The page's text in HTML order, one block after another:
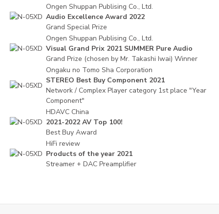
Ongen Shuppan Publising Co., Ltd.
Audio Excellence Award 2022
Grand Special Prize
Ongen Shuppan Publising Co., Ltd.
Visual Grand Prix 2021 SUMMER Pure Audio
Grand Prize (chosen by Mr. Takashi Iwai) Winner
Ongaku no Tomo Sha Corporation
STEREO Best Buy Component 2021
Network / Complex Player category 1st place "Year
Component"
HDAVC China
2021-2022 AV Top 100!
Best Buy Award
HiFi review
Products of the year 2021
Streamer + DAC Preamplifier